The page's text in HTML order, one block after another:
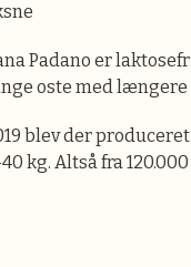
Padano er
oste med
blev der
kg. Altså fra